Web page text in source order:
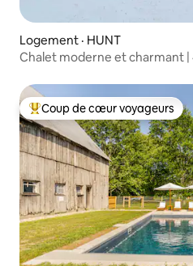
Logement · HUNT
Chalet moderne et charmant |
Coup de cœur voyageurs parmi
Coup de cœur voyageurs